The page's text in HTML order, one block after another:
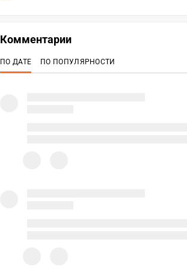
Комментарии
ПО ДАТЕ ПО ПОПУЛЯРНОСТИ